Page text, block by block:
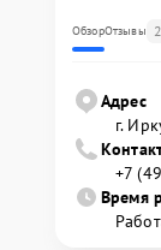
ОбзорОтзывы
Адрес
г.
+7
Время